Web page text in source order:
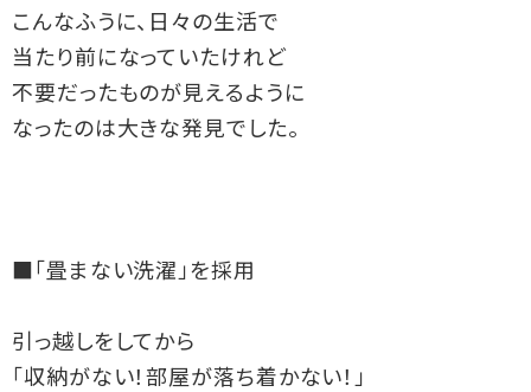
こんなふうに、日々の生活で
当たり前になっていたけれど
不要だったものが見えるように
なったのは大きな発見でした。
■「畳まない洗濯」を採用
引っ越しをしてから
「収納がない！部屋が落ち着かない！」